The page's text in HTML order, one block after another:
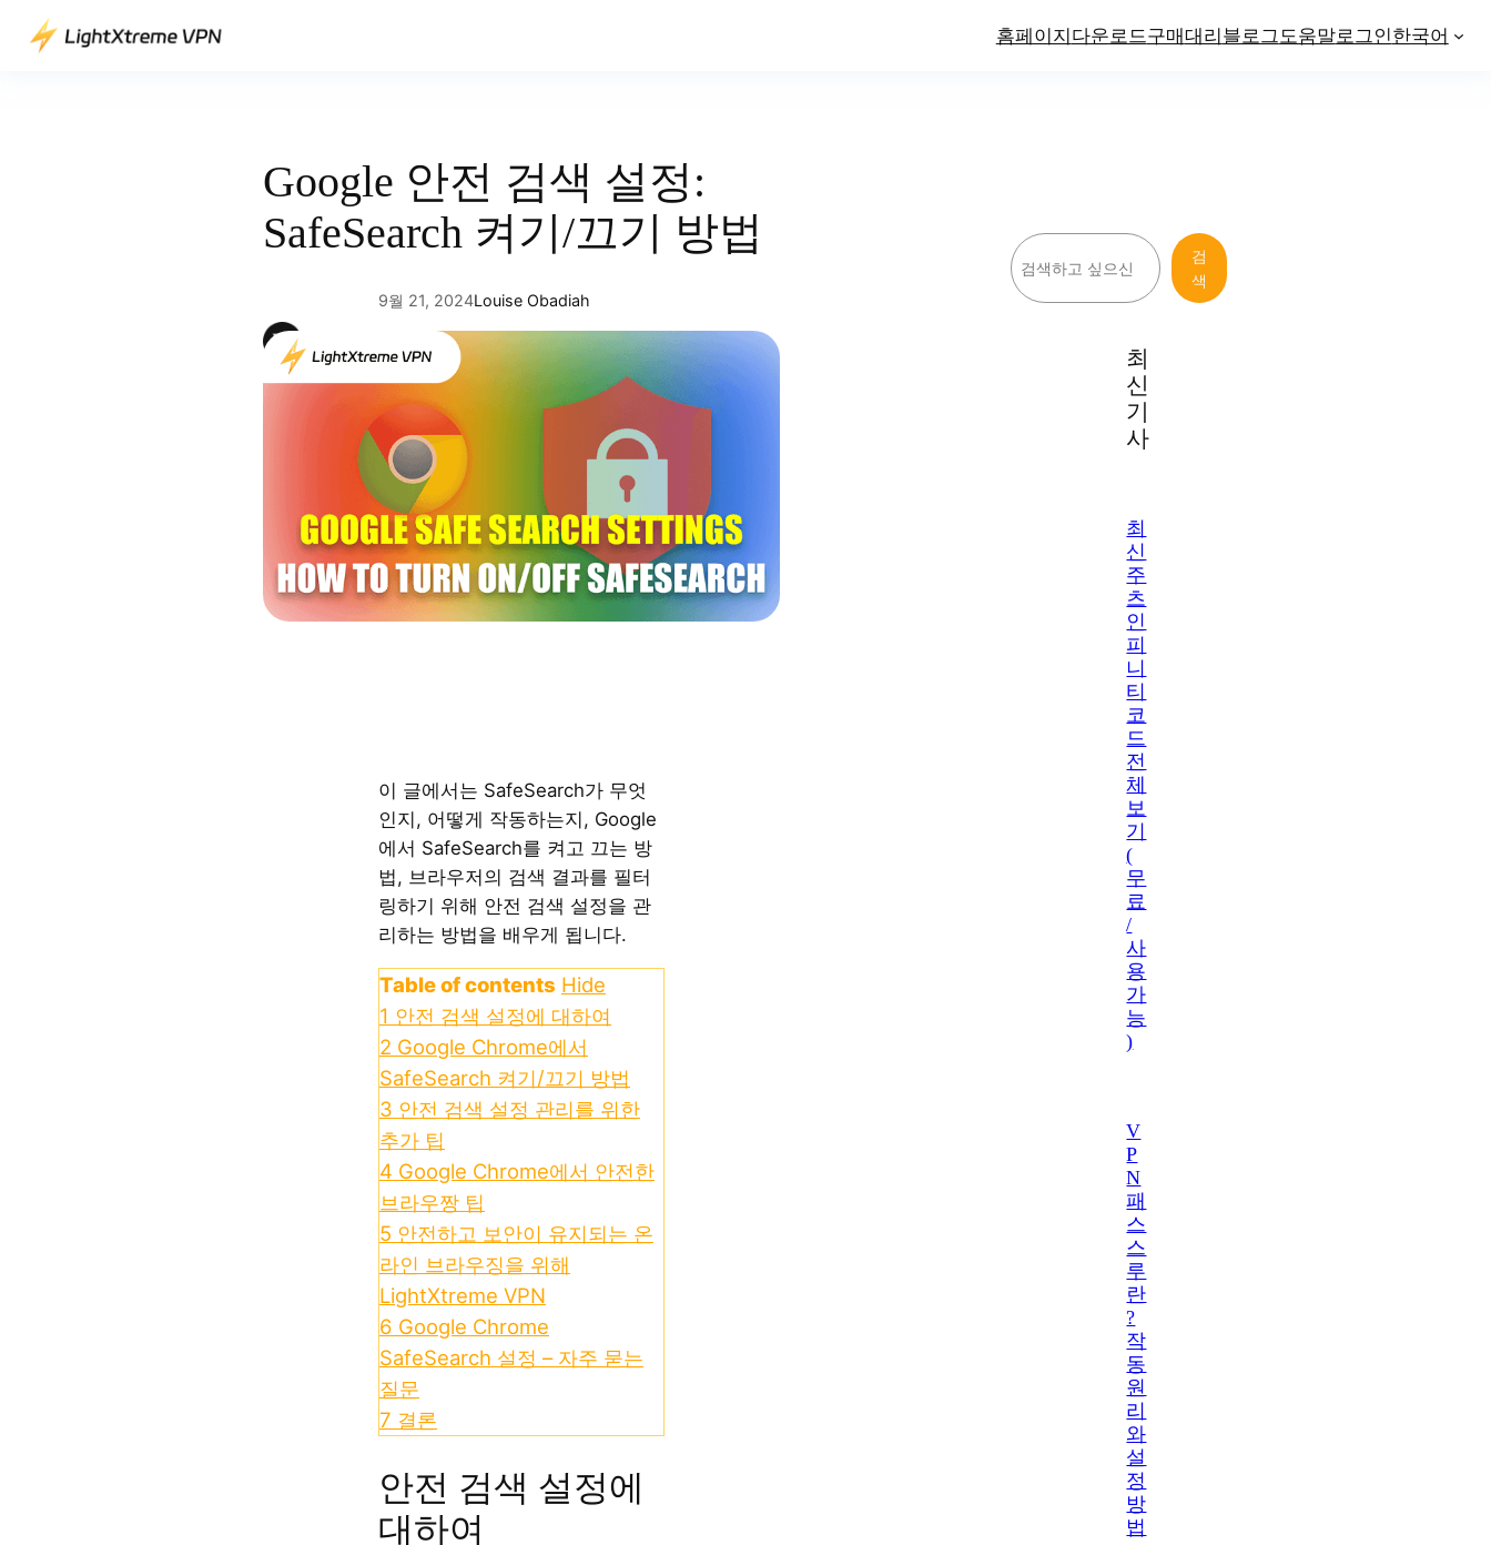
홈페이지다운로드구매대리블로그 도움말로그인한국어
Google 안전 검색 설정:
SafeSearch 켜기/끄기 방법
9월 21, 2024Louise Obadiah
이 글에서는 SafeSearch가 무엇
인지, 어떻게 작동하는지, Google
에서 SafeSearch를 켜고 끄는 방
법, 브라우저의 검색 결과를 필터
링하기 위해 안전 검색 설정을 관
리하는 방법을 배우게 됩니다.
Table of contents Hide
1 안전 검색 설정에 대하여
2 Google Chrome에서
SafeSearch 켜기/끄기 방법
3 안전 검색 설정 관리를 위한
추가 팁
4 Google Chrome에서 안전한
브라우짱 팁
5 안전하고 보안이 유지되는 온
라인 브라우징을 위해
LightXtreme VPN
6 Google Chrome
SafeSearch 설정 – 자주 묻는
질문
7 결론
안전 검색 설정에
대하여
검
색
검
색
최
신
기
사
최
신
주
츠
인
피
니
티
코
드
전
체
보
기
(
무
료
/
사
용
가
능
)
V
P
N
패
스
스
루
란
?
작
동
원
리
와
설
정
방
법